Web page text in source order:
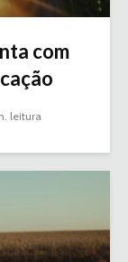
com
leitura